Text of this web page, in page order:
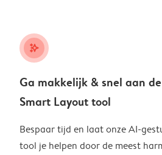
stars_plus
Ga makkelijk & snel aan
Smart Layout tool
Bespaar tijd en laat onze AI-
tool je helpen door de meest